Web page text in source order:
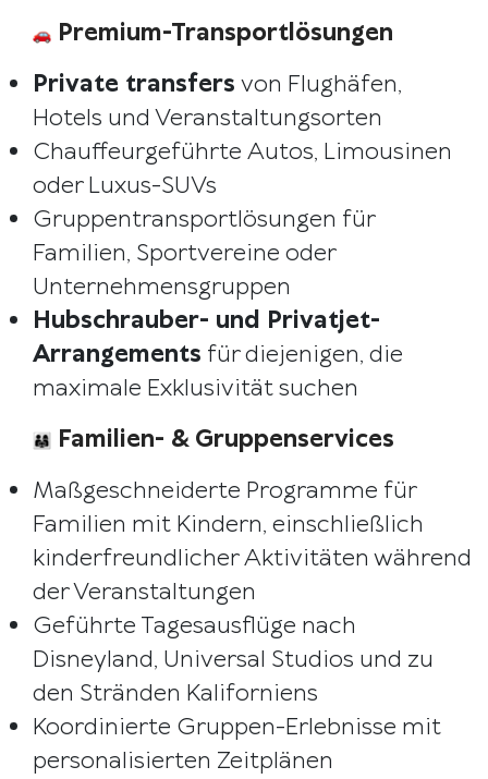
Premium-Transportlösungen
Private transfers von Flughäfen,
Hotels und Veranstaltungsorten
Chauffeurgeführte Autos, Limousinen
oder Luxus-SUVs
Gruppentransportlösungen für
Familien, Sportvereine oder
Unternehmensgruppen
Hubschrauber- und Privatjet-
Arrangements für diejenigen, die
maximale Exklusivität suchen
Familien- & Gruppenservices
Maßgeschneiderte Programme für
Familien mit Kindern, einschließlich
kinderfreundlicher Aktivitäten während
der Veranstaltungen
Geführte Tagesausflüge nach
Disneyland, Universal Studios und zu
den Stränden Kaliforniens
Koordinierte Gruppen-Erlebnisse mit
personalisierten Zeitplänen